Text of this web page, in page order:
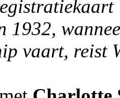
1932,
vaart, reist